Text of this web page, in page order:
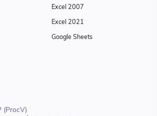
Excel 2007
Excel 2021
Google Sheets
(ProcV)